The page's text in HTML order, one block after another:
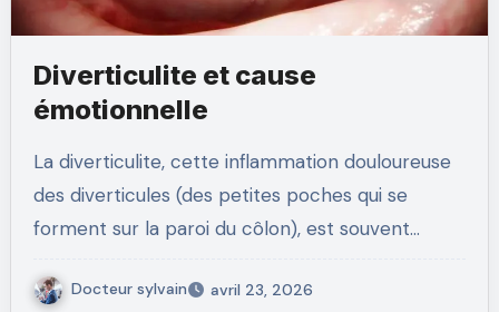
Diverticulite et cause
émotionnelle
La diverticulite, cette inflammation douloureuse
des diverticules (des petites poches qui se
forment sur la paroi du côlon), est souvent…
Docteur sylvain avril 23, 2026